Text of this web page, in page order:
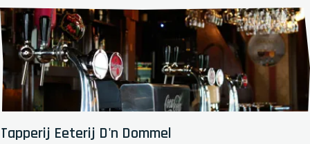
e
l
d
e
n
v
a
nTapperij Eeterij D'n Dommel